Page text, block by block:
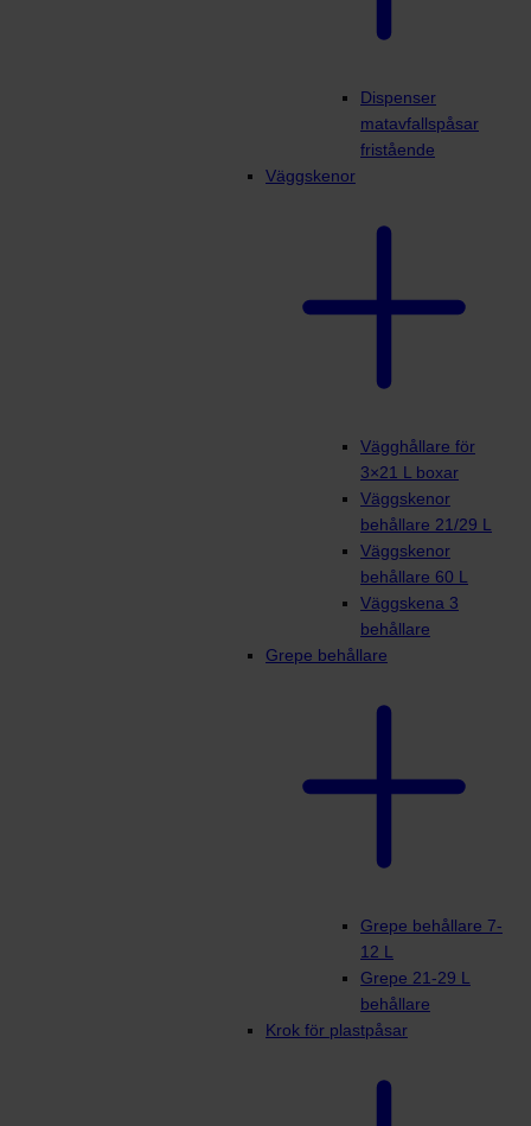
Dispenser
matavfallspåsar
fristående
Väggskenor
Vägghållare för
3×21 L boxar
Väggskenor
behållare 21/29 L
Väggskenor
behållare 60 L
Väggskena 3
behållare
Grepe behållare
Grepe behållare 7-
12 L
Grepe 21-29 L
behållare
Krok för plastpåsar